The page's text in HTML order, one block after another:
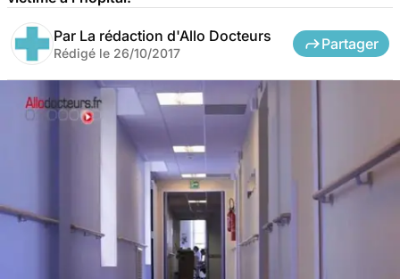
Par La rédaction d'Allo Docteurs
Rédigé le 26/10/2017
Partager